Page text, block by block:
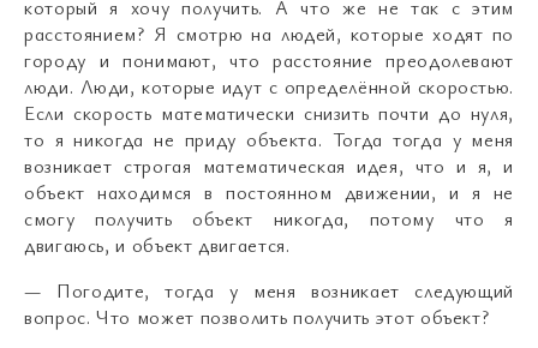
который я хочу получить. А что же не так с этим
расстоянием? Я смотрю на людей, которые ходят по
городу и понимают, что расстояние преодолевают
люди. Люди, которые идут с определённой скоростью.
Если скорость математически снизить почти до нуля,
то я никогда не приду объекта. Тогда тогда у меня
возникает строгая математическая идея, что и я, и
объект находимся в постоянном движении, и я не
смогу получить объект никогда, потому что я
двигаюсь, и объект двигается.
— Погодите, тогда у меня возникает следующий
вопрос. Что может позволить получить этот объект?